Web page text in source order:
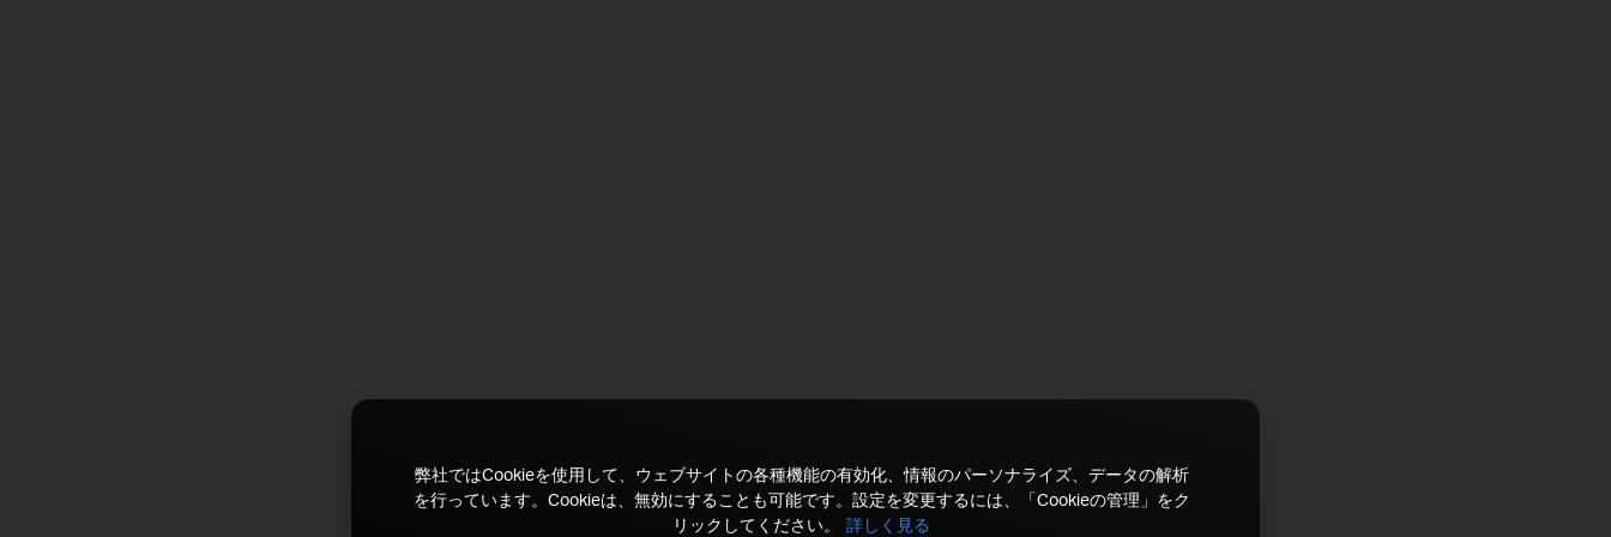
弊社ではCookieを使用して、ウェブサイトの各種機能の有効化、情報のパーソナライズ、データの解析
を行っています。Cookieは、無効にすることも可能です。設定を変更するには、「Cookieの管理」をク
リックしてください。
詳しく見る